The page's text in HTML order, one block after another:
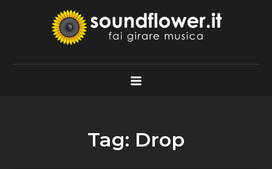
Soundflower.it
Fai Girare Musica
Tag: Drop